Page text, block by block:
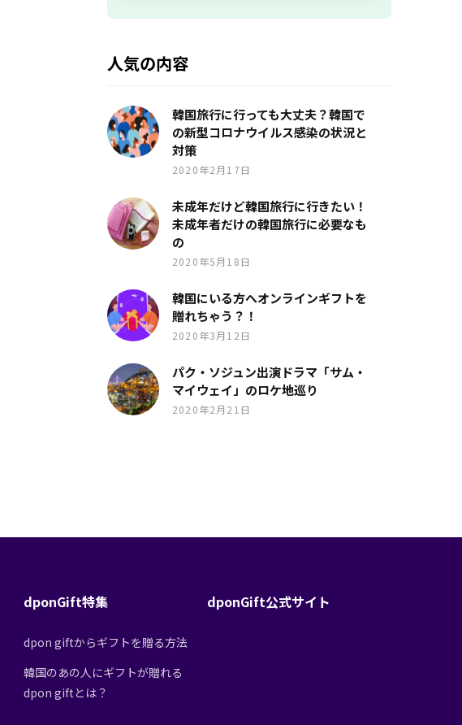
人気の内容
韓国旅行に行っても大丈夫？韓国で
の新型コロナウイルス感染の状況と
対策
2020年2月17日
未成年だけど韓国旅行に行きたい！
未成年者だけの韓国旅行に必要なも
の
2020年5月18日
韓国にいる方へオンラインギフトを
贈れちゃう？！
2020年3月12日
パク・ソジュン出演ドラマ「サム・
マイウェイ」のロケ地巡り
2020年2月21日
dponGift特集
dpon giftからギフトを贈る方法
韓国のあの人にギフトが贈れる
dpon giftとは？
dponGift公式サイト